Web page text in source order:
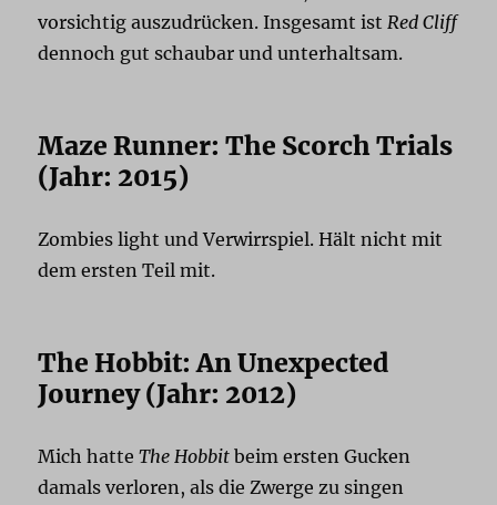
vorsichtig auszudrücken. Insgesamt ist Red Cliff
dennoch gut schaubar und unterhaltsam.
Maze Runner: The Scorch Trials
(Jahr: 2015)
Zombies light und Verwirrspiel. Hält nicht mit
dem ersten Teil mit.
The Hobbit: An Unexpected
Journey (Jahr: 2012)
Mich hatteThe Hobbit beim ersten Gucken
damals verloren, als die Zwerge zu singen